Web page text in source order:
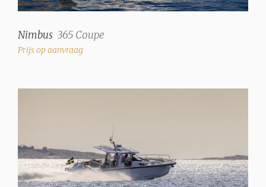
Nimbus 365 Coupe
Prijs op aanvraag